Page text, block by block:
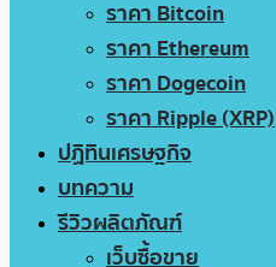
ราคา Bitcoin
ราคา Ethereum
ราคา Dogecoin
ราคา Ripple (XRP)
ปฏิทินเศรษฐกิจ
บทความ
รีวิวผลิตภัณฑ์
เว็บซื้อขาย